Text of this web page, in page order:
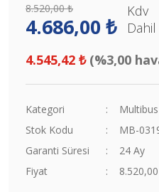
8.520,00 ₺
4.686,00 ₺
Kdv
Dahil
4.545,42 ₺ (%3,00
Kategori
Stok Kodu
MB-
Garanti Süresi
24 Ay
Fiyat
8.520,00